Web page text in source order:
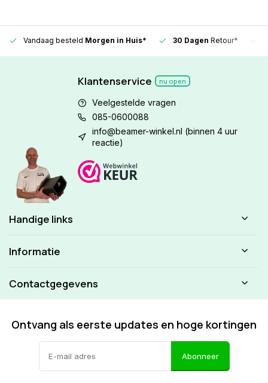
Vandaag besteld Morgen in Huis* 30 Dagen Retour*
Klantenservice nu open
Veelgestelde vragen
085-0600088
info@beamer-winkel.nl (binnen 4 uur
reactie)
Handige links
Informatie
Contactgegevens
Ontvang als eerste updates en hoge kortingen
Abonneer